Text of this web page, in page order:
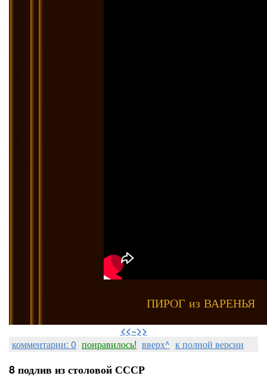
ПИРОГ из ВАРЕНЬЯ
<<~>>
комментарии: 0 понравилось! вверх^ к полной версии
8 подлив из столовой СССР